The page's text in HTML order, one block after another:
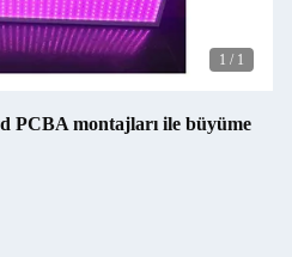
1 / 1
PCBA montajları ile büyüme